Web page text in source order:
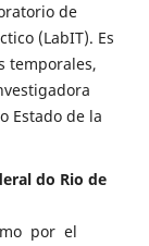
de
(LabIT). Es
temporales,
Estado de la
do Rio de
por el